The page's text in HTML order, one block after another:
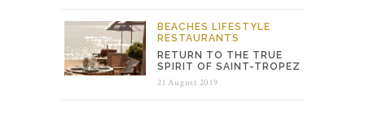
BEACHES LIFESTYLE
RESTAURANTS
RETURN TO THE TRUE
SPIRIT OF SAINT-TROPEZ
21 August 2019